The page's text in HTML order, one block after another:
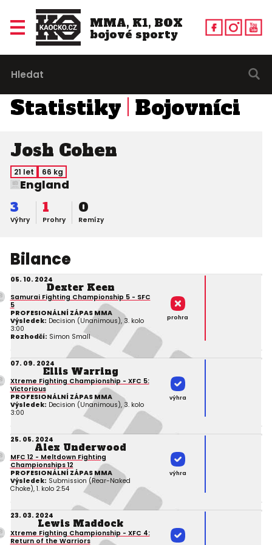
MMA, K1, BOX
bojové sporty
Statistiky Bojovníci
Josh Cohen
21 let 66 kg
England
Výhry
3
Prohry
1
Remízy
0
Bilance
05. 10. 2024
Dexter Keen
Samurai Fighting Championship 5 - SFC
5
PROFESIONÁLNÍ ZÁPAS MMA
Výsledek: Decision (Unanimous), 3. kolo
3:00
Rozhodčí: Simon Small
prohra
07. 09. 2024
Ellis Warring
Xtreme Fighting Championship - XFC 5:
Victorious
PROFESIONÁLNÍ ZÁPAS MMA
Výsledek: Decision (Unanimous), 3. kolo
3:00
výhra
25. 05. 2024
Alex Underwood
MFC 12 - Meltdown Fighting
Championships 12
PROFESIONÁLNÍ ZÁPAS MMA
Výsledek: Submission (Rear-Naked
Choke), 1. kolo 2:54
výhra
23. 03. 2024
Lewis Maddock
Xtreme Fighting Championship - XFC 4:
Return of the Warriors